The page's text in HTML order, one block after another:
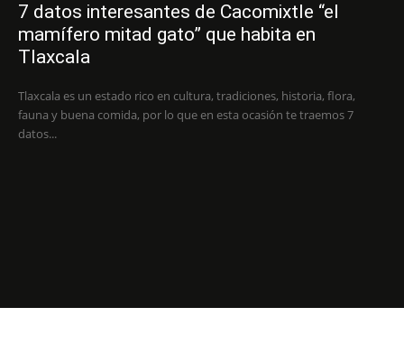
7 datos interesantes de Cacomixtle “el
mamífero mitad gato” que habita en
Tlaxcala
Tlaxcala es un estado rico en cultura, tradiciones, historia, flora,
fauna y buena comida, por lo que en esta ocasión te traemos 7
datos...